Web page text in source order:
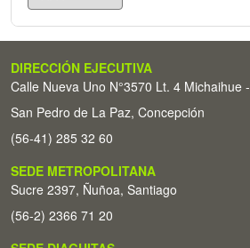
DIRECCIÓN EJECUTIVA
Calle Nueva Uno N°3570 Lt. 4 Michaihue -
San Pedro de La Paz, Concepción
(56-41) 285 32 60
SEDE METROPOLITANA
Sucre 2397, Ñuñoa, Santiago
(56-2) 2366 71 20